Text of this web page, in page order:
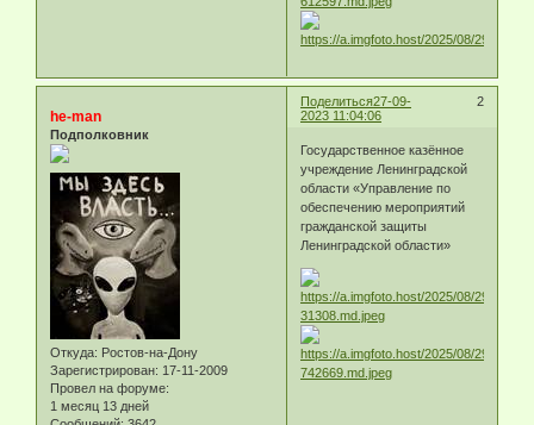
Поделиться 2
27-09-
2023 11:04:06
he-man
Подполковник
Откуда: Ростов-на-Дону
Зарегистрирован: 17-11-2009
Провел на форуме:
1 месяц 13 дней
Государственное казённое
учреждение Ленинградской
области «Управление по
обеспечению мероприятий
гражданской защиты
Ленинградской области»